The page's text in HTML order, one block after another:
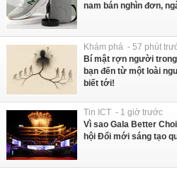
nam bán nghìn đơn,
Khám phá - 57 phút
Bí mật rợn người
bạn đến từ một loài
biết tới!
Tin ICT - 1 giờ trước
Vì sao Gala Better
hội Đổi mới sáng tạo